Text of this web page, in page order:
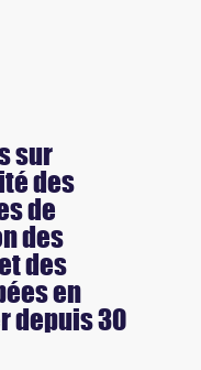
sur
des
de
des
des
en
depuis 30